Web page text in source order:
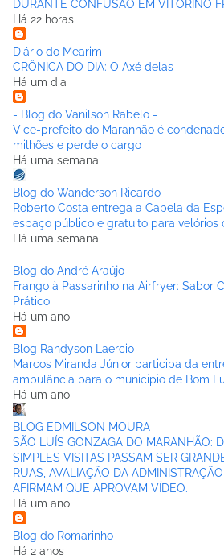
DURANTE CONFUSÃO EM VITORINO
Há 22 horas
Diário do Mearim
CRÔNICA DO DIA: O Axé delas
Há um dia
- Blog do Vanilson Rabelo -
Vice-prefeito do Maranhão é
milhões e perde o cargo
Há uma semana
Blog do Wanderson Ricardo
Roberto Costa entrega a Capela da
espaço público e gratuito para velórios
Há uma semana
Blog do André Araújo
Frango à Passarinho na Airfryer: Sabor
Prático
Há um ano
Blog Randyson Laercio
Marcos Miranda Júnior participa da
ambulância para o municipio de Bom
Há um ano
BLOG EDMILSON MOURA
SÃO LUÍS GONZAGA DO MARANHÃO:
SIMPLES VISITAS PASSAM SER
RUAS, AVALIAÇÃO DA
AFIRMAM QUE APROVAM VÍDEO.
Há um ano
Blog do Romarinho
Há 2 anos